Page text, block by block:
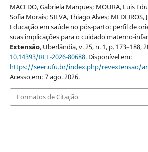
MACEDO, Gabriela Marques; MOURA, Luis
Sofia Morais; SILVA, Thiago Alves; MEDEIROS,
Educação em saúde no pós-parto: perfil de
suas implicações para o cuidado materno-
Extensão, Uberlândia, v. 25, n. 1, p. 173–188,
10.14393/REE-2026-80688. Disponível em:
https://seer.ufu.br/index.php/revextensao/
Acesso em: 7 ago. 2026.
Formatos de Citação